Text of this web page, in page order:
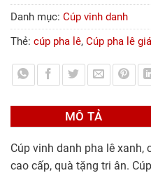
Danh mục: Cúp vinh danh
Thẻ: cúp pha lê, Cúp pha lê
MÔ TẢ
Cúp vinh danh pha lê xanh,
cao cấp, quà tặng tri ân.